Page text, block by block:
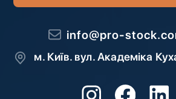
info@pro-
м. Київ. вул. Академіка